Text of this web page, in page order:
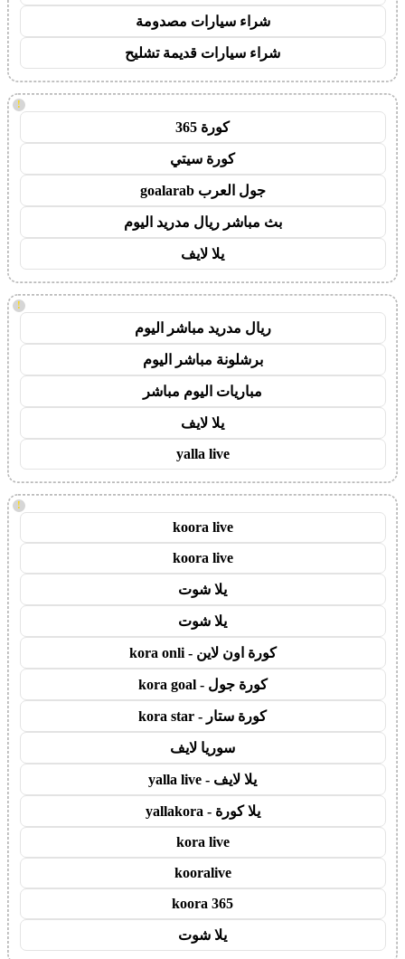
شراء سيارات مصدومة
شراء سيارات قديمة تشليح
!
كورة 365
كورة سيتي
جول العرب goalarab
بث مباشر ريال مدريد اليوم
يلا لايف
!
ريال مدريد مباشر اليوم
برشلونة مباشر اليوم
مباريات اليوم مباشر
يلا لايف
yalla live
!
koora live
koora live
يلا شوت
يلا شوت
كورة اون لاين - kora onli
كورة جول - kora goal
كورة ستار - kora star
سوريا لايف
يلا لايف - yalla live
يلا كورة - yallakora
kora live
kooralive
koora 365
يلا شوت